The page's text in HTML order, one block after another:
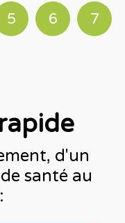
5 6 7
d'un
santé au